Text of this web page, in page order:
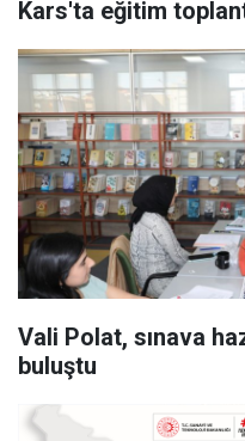
Kars'ta eğitim
Vali Polat, sınava
buluştu